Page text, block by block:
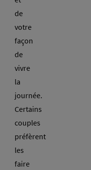
de
votre
façon
de
vivre
la
journée.
Certains
couples
préfèrent
les
faire